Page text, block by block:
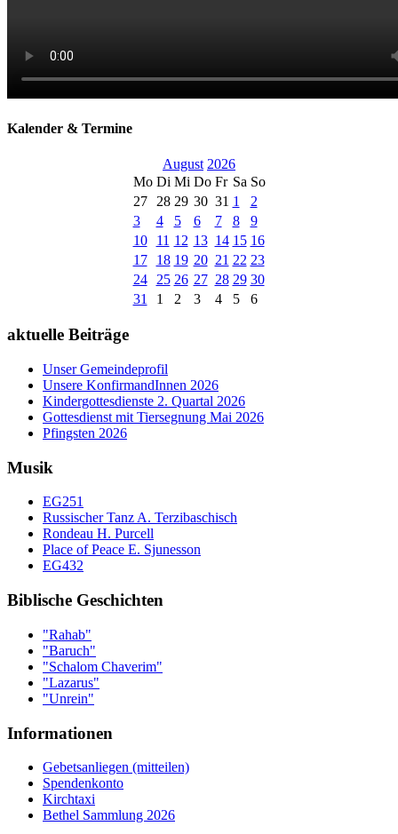
Kalender & Termine
August 2026
Mo Di Mi Do Fr Sa So
27
28 29 30 31 1
2
3
4 5 6 7 8
9
10
11 12 13 14 15 16
17
18 19 20 21 22 23
24
25 26 27 28 29 30
31
1 2 3 4 5 6
aktuelle Beiträge
Unser Gemeindeprofil
Unsere KonfirmandInnen 2026
Kindergottesdienste 2. Quartal 2026
Gottesdienst mit Tiersegnung Mai 2026
Pfingsten 2026
Musik
EG251
Russischer Tanz A. Terzibaschisch
Rondeau H. Purcell
Place of Peace E. Sjunesson
EG432
Biblische Geschichten
"Rahab"
"Baruch"
"Schalom Chaverim"
"Lazarus"
"Unrein"
Informationen
Gebetsanliegen (mitteilen)
Spendenkonto
Kirchtaxi
Bethel Sammlung 2026